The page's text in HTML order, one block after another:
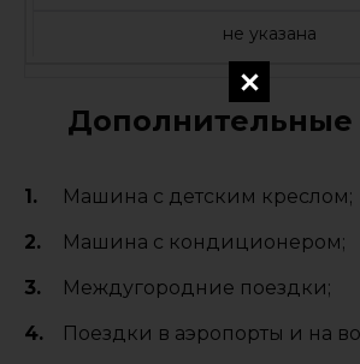
не указана
Дополнительные
Машина с детским креслом;
Машина с кондиционером;
Междугородние поездки;
Поездки в аэропорты и на